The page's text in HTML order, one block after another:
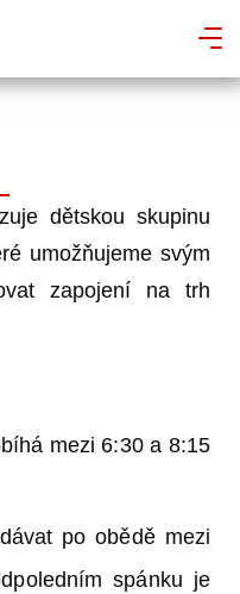
dětskou skupinu
umožňujeme svým
zapojení na trh
mezi 6:30 a 8:15
po obědě mezi
spánku je